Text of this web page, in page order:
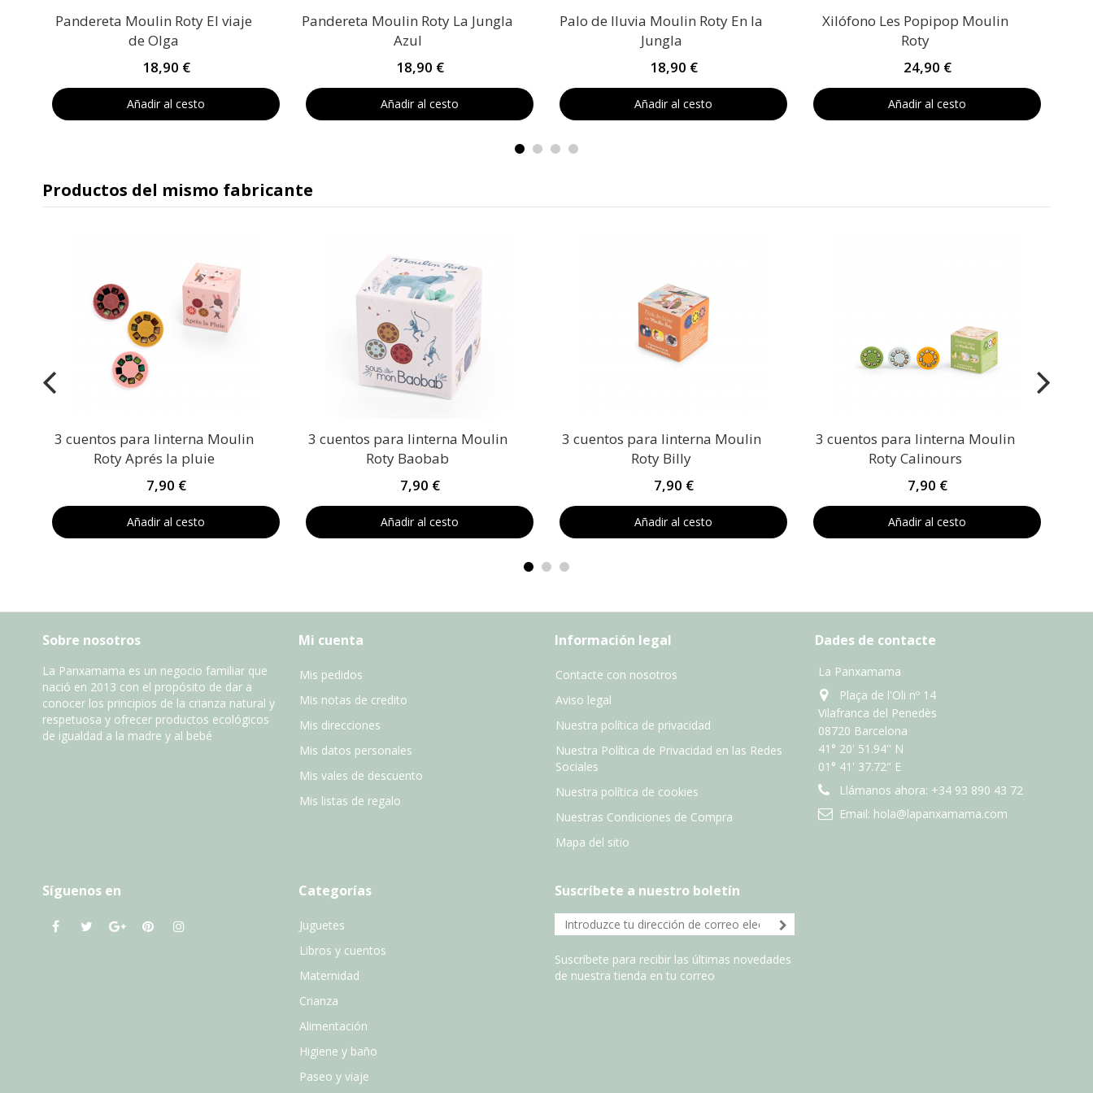
Pandereta Moulin Roty El viaje
de Olga
18,90 €
Añadir al cesto
Pandereta Moulin Roty La Jungla
Azul
18,90 €
Añadir al cesto
Palo de lluvia Moulin Roty En la
Jungla
18,90 €
Añadir al cesto
Xilófono Les Popipop Moulin
Roty
24,90 €
Añadir al cesto
Productos del mismo fabricante
3 cuentos para linterna Moulin
Roty Aprés la pluie
7,90 €
Añadir al cesto
3 cuentos para linterna Moulin
Roty Baobab
7,90 €
Añadir al cesto
3 cuentos para linterna Moulin
Roty Billy
7,90 €
Añadir al cesto
3 cuentos para linterna Moulin
Roty Calinours
7,90 €
Añadir al cesto
Sobre nosotros
La Panxamama es un negocio familiar que
nació en 2013 con el propósito de dar a
conocer los principios de la crianza natural y
respetuosa y ofrecer productos ecológicos
de igualdad a la madre y al bebé
Mi cuenta
Mis pedidos
Mis notas de credito
Mis direcciones
Mis datos personales
Mis vales de descuento
Mis listas de regalo
Información legal
Contacte con nosotros
Aviso legal
Nuestra política de privacidad
Nuestra Política de Privacidad en las Redes
Sociales
Nuestra política de cookies
Nuestras Condiciones de Compra
Mapa del sitio
Dades de contacte
La Panxamama
Plaça de l'Oli nº 14
Vilafranca del Penedès
08720 Barcelona
41° 20' 51.94'' N
01° 41' 37.72" E
Llámanos ahora: +34 93 890 43 72
Email: hola@lapanxamama.com
Síguenos en Categorías
Juguetes
Libros y cuentos
Maternidad
Crianza
Alimentación
Higiene y baño
Paseo y viaje
Suscríbete a nuestro boletín
Suscríbete para recibir las últimas novedades
de nuestra tienda en tu correo